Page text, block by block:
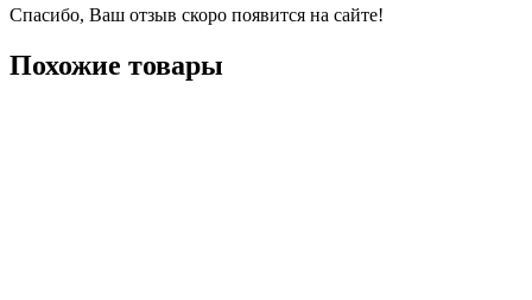
Спасибо, Ваш отзыв скоро появится на сайте!
Похожие товары